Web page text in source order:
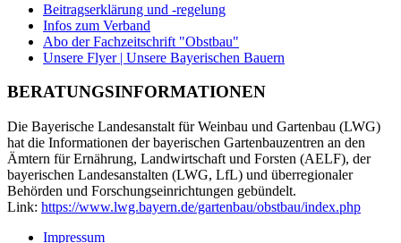
Beitragserklärung und -regelung
Infos zum Verband
Abo der Fachzeitschrift "Obstbau"
Unsere Flyer | Unsere Bayerischen Bauern
BERATUNGSINFORMATIONEN
Die Bayerische Landesanstalt für Weinbau und Gartenbau (LWG)
hat die Informationen der bayerischen Gartenbauzentren an den
Ämtern für Ernährung, Landwirtschaft und Forsten (AELF), der
bayerischen Landesanstalten (LWG, LfL) und überregionaler
Behörden und Forschungseinrichtungen gebündelt.
Link: https://www.lwg.bayern.de/gartenbau/obstbau/index.php
Impressum